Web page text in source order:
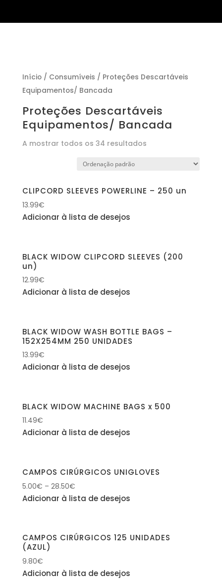
Início/ Consumíveis / Proteções Descartáveis
Equipamentos/ Bancada
Proteções Descartáveis
Equipamentos/ Bancada
A mostrar todos os 34 resultados
CLIPCORD SLEEVES POWERLINE – 250 un
13.99€
Adicionar à lista de desejos
BLACK WIDOW CLIPCORD SLEEVES (200
un)
12.99€
Adicionar à lista de desejos
BLACK WIDOW WASH BOTTLE BAGS –
152X254MM 250 UNIDADES
13.99€
Adicionar à lista de desejos
BLACK WIDOW MACHINE BAGS x 500
11.49€
Adicionar à lista de desejos
CAMPOS CIRÚRGICOS UNIGLOVES
5.00€ – 28.50€
Adicionar à lista de desejos
CAMPOS CIRÚRGICOS 125 UNIDADES
(AZUL)
9.80€
Adicionar à lista de desejos